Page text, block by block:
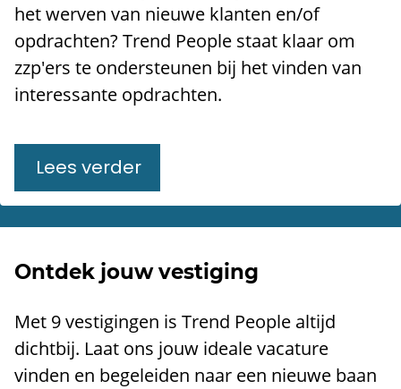
het werven van nieuwe klanten en/of
opdrachten? Trend People staat klaar om
zzp'ers te ondersteunen bij het vinden van
interessante opdrachten.
Lees verder
Ontdek jouw vestiging
​Met 9 vestigingen is Trend People altijd
dichtbij. Laat ons jouw ideale vacature
vinden en begeleiden naar een nieuwe baan